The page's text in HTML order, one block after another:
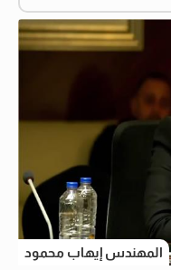
المهندس إيهاب محمود